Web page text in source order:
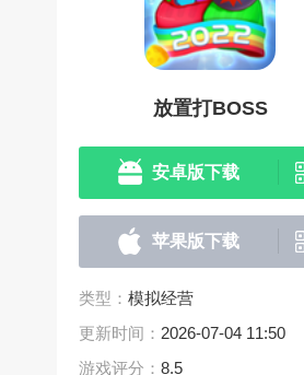
放置打BOSS
安卓版下载
苹果版下载
类型： 模拟经营
更新时间： 2026-07-04 11:50
游戏评分： 8.5